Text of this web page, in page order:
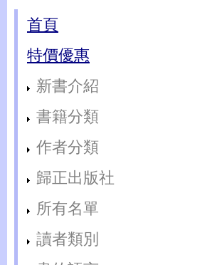
首頁
特價優惠
新書介紹
書籍分類
作者分類
歸正出版社
所有名單
讀者類別